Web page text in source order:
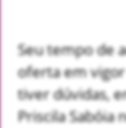
Seu tempo de
oferta em
tiver dúvidas,
Priscila Sabóia